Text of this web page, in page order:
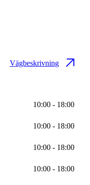
Vägbeskrivning
10:00 - 18:00
10:00 - 18:00
10:00 - 18:00
10:00 - 18:00